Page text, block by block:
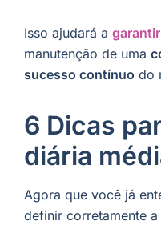
Isso ajudará a
manutenção de uma
sucesso contínuo do
6 Dicas
diária
Agora que você já
definir corretamente